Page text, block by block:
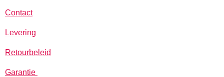
Contact
Levering
Retourbeleid
Garantie